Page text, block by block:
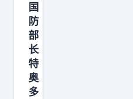
铁
板
一
块
，
不
国
防
部
长
特
奥
多